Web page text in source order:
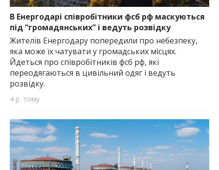
найважливішу інформацію про події
міста Запоріжжя та області.
В Енергодарі співробітники фсб рф маскуються
під “громадянських” і ведуть розвідку
Жителів Енергодару попередили про небезпеку,
яка може їх чатувати у громадських місцях.
Йдеться про співробітників фсб рф, які
переодягаються в цивільний одяг і ведуть
розвідку.
4 р. тому